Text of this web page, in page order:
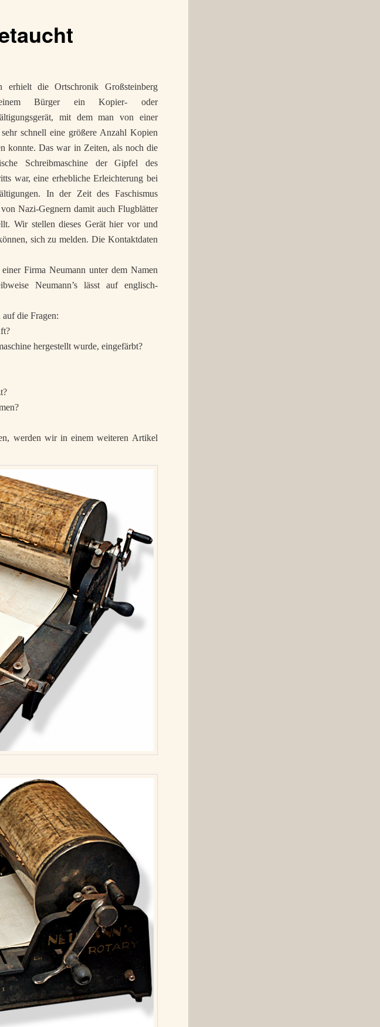
erhielt die Ortschronik Großsteinberg
Bürger ein Kopier- oder
mit dem man von einer
schnell eine größere Anzahl Kopien
konnte. Das war in Zeiten, als noch die
Schreibmaschine der Gipfel des
war, eine erhebliche Erleichterung bei
In der Zeit des Faschismus
Nazi-Gegnern damit auch Flugblätter
Wir stellen dieses Gerät hier vor und
sich zu melden. Die Kontaktdaten
Firma Neumann unter dem Namen
Neumann’s lässt auf englisch-
die Fragen:
hergestellt wurde, eingefärbt?
werden wir in einem weiteren Artikel